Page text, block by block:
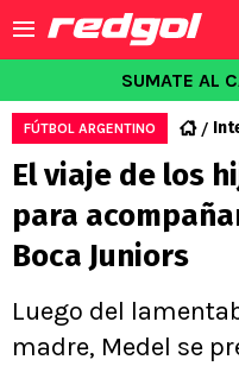
SUMATE AL
FÚTBOL ARGENTINO
El viaje de los
para
Boca Juniors
Luego del
madre, Medel se